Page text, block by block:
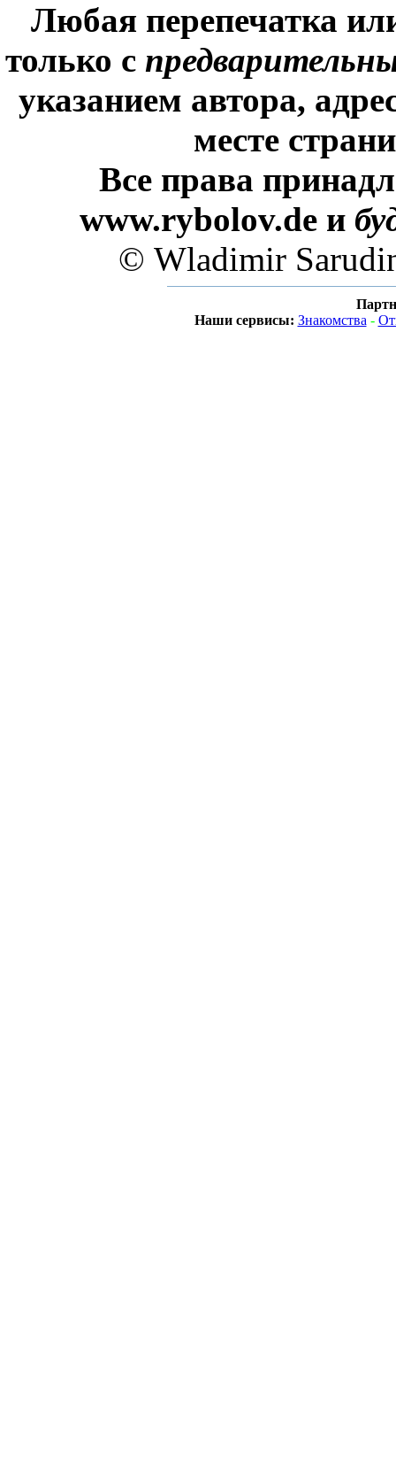
Любая перепечатка
только с
указанием автора,
месте
Все права
www.rybolov.de и
© Wladimir
Наши сервисы: Знакомства -